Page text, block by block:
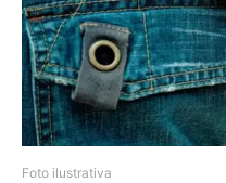
Foto ilustrativa